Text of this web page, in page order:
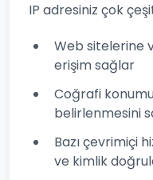
IP adresiniz çok
Web sitelerine
erişim sağlar
Coğrafi
belirlenmesini
Bazı çevrimiçi
ve kimlik